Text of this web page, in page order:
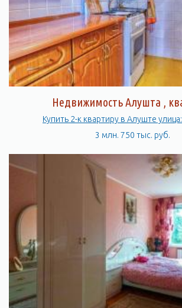
Здесь есть все необходимое для того,
с удовольствием и насладиться
Недвижимость Алушта ,
Купить 2-к квартиру в Алуште
3 млн. 750 тыс. руб.